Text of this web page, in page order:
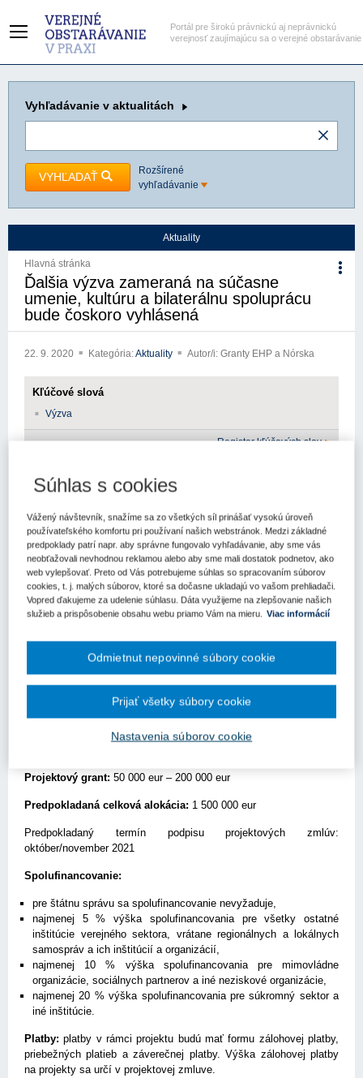
Portál pre širokú právnickú aj neprávnickú
verejnosť zaujímajúcu sa o verejné obstarávanie
Vyhľadávanie v aktualitách
VYHĽADAŤ
Rozšírené
vyhľadávanie
Aktuality
Hlavná stránka
Ďalšia výzva zameraná na súčasne
umenie, kultúru a bilaterálnu spoluprácu
bude čoskoro vyhlásená
22. 9. 2020 Kategória:Aktuality Autor/i: Granty EHP a Nórska
Kľúčové slová
Výzva
Register kľúčových slov
Cieľom výzvy CLT03 bude podpora projektov
súčasného umenia a kultúry, ako aj podpory bilaterálnej
výmeny v oblasti aktivít súčasného umenia. Hlavnou
ambíciou je podpora vysokokvalitných a profesionálnych
aktivít v súčasnom umení, ktoré tvorí jadro kultúrneho a
kreatívneho priemyslu a kreatívnej ekonomiky a prispieva k
inteligentnému, udržateľnému a inkluzívnemu spoločenskému
rastu.
Predpokladaný termín vyhlásenie výzvy:október/november
2020
Predpokladaný termín uzávierky výzvy:január/február 2021
Výzva bude vyhlásená Správcom programu – Úradom vlády
Projektový grant: 50 000 eur – 200 000 eur
Predpokladaná celková alokácia: 1 500 000 eur
Predpokladaný termín podpisu projektových zmlúv:
október/november 2021
Spolufinancovanie:
pre štátnu správu sa spolufinancovanie nevyžaduje,
najmenej 5 % výška spolufinancovania pre všetky ostatné
inštitúcie verejného sektora, vrátane regionálnych a lokálnych
samospráv a ich inštitúcií a organizácií,
najmenej 10 % výška spolufinancovania pre mimovládne
organizácie, sociálnych partnerov a iné neziskové organizácie,
najmenej 20 % výška spolufinancovania pre súkromný sektor a
iné inštitúcie.
Platby: platby v rámci projektu budú mať formu zálohovej platby,
priebežných platieb a záverečnej platby. Výška zálohovej platby
na projekty sa určí v projektovej zmluve.
Súhlas s cookies
Vážený návštevník, snažíme sa zo všetkých síl prinášať vysokú úroveň
používateľského komfortu pri používaní našich webstránok. Medzi základné
predpoklady patrí napr. aby správne fungovalo vyhľadávanie, aby sme vás
neobťažovali nevhodnou reklamou alebo aby sme mali dostatok podnetov, ako
web vylepšovať. Preto od Vás potrebujeme súhlas so spracovaním súborov
cookies, t. j. malých súborov, ktoré sa dočasne ukladajú vo vašom prehliadači.
Vopred ďakujeme za udelenie súhlasu. Dáta využijeme na zlepšovanie našich
služieb a prispôsobenie obsahu webu priamo Vám na mieru. Viac informácií
Nastavenia súborov cookie
Odmietnut nepovinné súbory cookie
Prijať všetky súbory cookie